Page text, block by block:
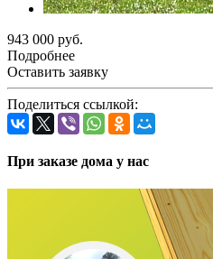
943 000 руб.
Подробнее
Оставить заявку
Поделиться ссылкой:
При заказе дома у нас